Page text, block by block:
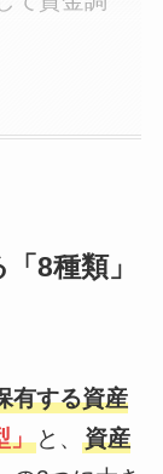
8種類」
有する資産
」と、 資産